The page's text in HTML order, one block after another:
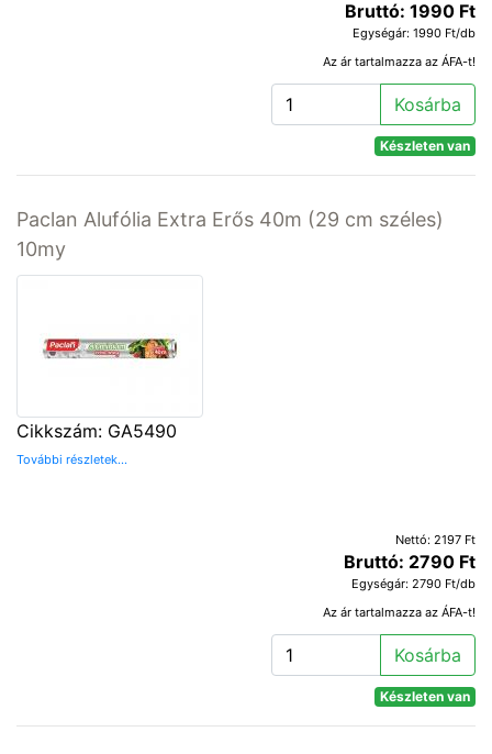
Bruttó: 1990 Ft
Egységár: 1990 Ft/db
Az ár tartalmazza az ÁFA-t!
Kosárba
Készleten van
Paclan Alufólia Extra Erős 40m (29 cm széles)
10my
Cikkszám: GA5490
További részletek...
Nettó: 2197 Ft
Bruttó: 2790 Ft
Egységár: 2790 Ft/db
Az ár tartalmazza az ÁFA-t!
Kosárba
Készleten van